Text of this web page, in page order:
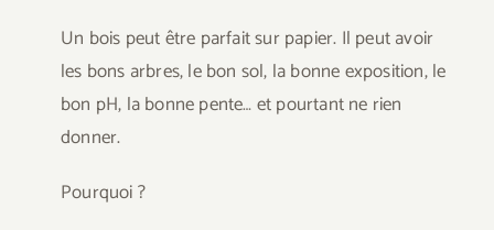
Un bois peut être parfait sur papier. Il peut avoir
les bons arbres, le bon sol, la bonne exposition, le
bon pH, la bonne pente… et pourtant ne rien
donner.
Pourquoi ?